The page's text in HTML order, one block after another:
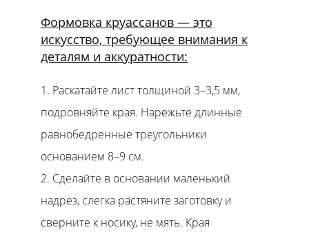
Формовка круассанов — это
искусство, требующее внимания к
деталям и аккуратности:
Раскатайте лист толщиной 3–3,5 мм,
подровняйте края. Нарежьте длинные
равнобедренные треугольники
основанием 8–9 см.
Сделайте в основании маленький
надрез, слегка растяните заготовку и
сверните к носику, не мять. Края